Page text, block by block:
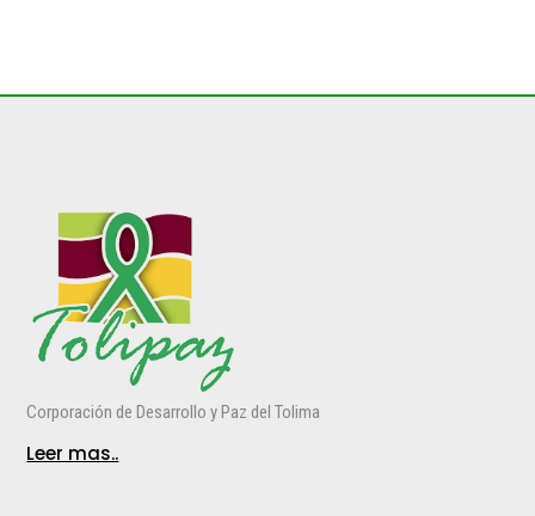
Corporación de Desarrollo y Paz del Tolima
Leer mas..